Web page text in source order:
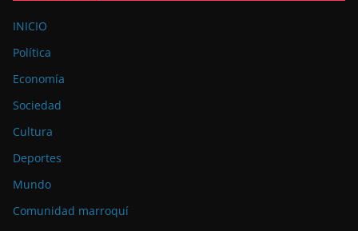
INICIO
Política
Economía
Sociedad
Cultura
Deportes
Mundo
Comunidad marroquí